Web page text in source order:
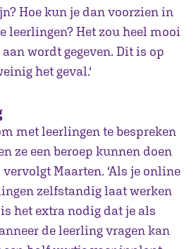
Hoe kun je dan voorzien in
leerlingen? Het zou heel mooi
wordt gegeven. Dit is op
het geval.‘
met leerlingen te bespreken
ze een beroep kunnen doen
vervolgt Maarten. ‘Als je online
zelfstandig laat werken
het extra nodig dat je als
de leerling vragen kan